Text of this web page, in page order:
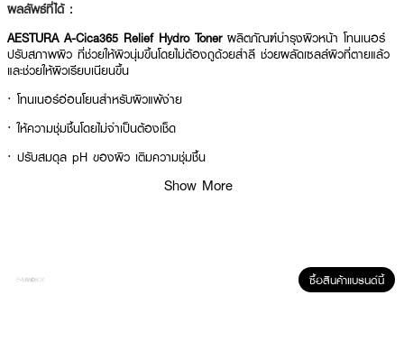
ผลลัพธ์ที่ได้ :
AESTURA A-Cica365 Relief Hydro Toner ผลิตภัณฑ์บำรุงผิวหน้า โทนเนอร์
ปรับสภาพผิว ที่ช่วยให้ผิวนุ่มขึ้นโดยไม่ต้องถูด้วยสำลี ช่วยผลัดเซลล์ผิวที่ตายแล้ว
และช่วยให้ผิวเรียบเนียนขึ้น
· โทนเนอร์อ่อนโยนสำหรับผิวแพ้ง่าย
· ให้ความชุ่มชื้นโดยไม่จำเป็นต้องเช็ด
· ปรับสมดุล pH ของผิว เติมความชุ่มชื้น
· ได้รับการพิสูจน์แล้วว่าช่วยผ่อนคลายและทำให้ผิวนุ่มขึ้น
Show More
ซื้อสินค้าแบรนด์นี้